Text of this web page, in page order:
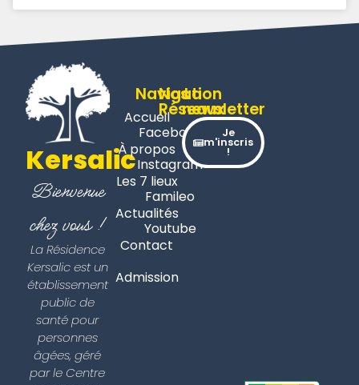
Kersalic
Bienvenue
chez vous !
La Résidence
Kersalic est un
établissement
public de
santé pour
personnes
âgées, géré
par le Centre
Navigation
Accueil
À propos
Les 7 lieux
Actualités
Contact
Admission
Nos
Réseaux
Facebook
Instagram
Famileo
Youtube
La
newsletter
Je
m'inscris
!